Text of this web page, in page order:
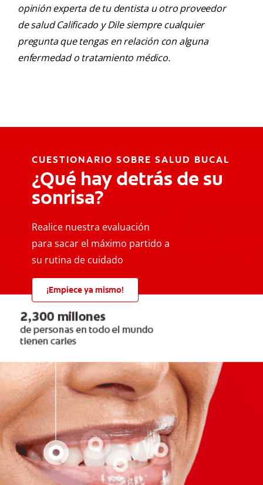
opinión experta de tu dentista u otro proveedor
de salud Calificado y Dile siempre cualquier
pregunta que tengas en relación con alguna
enfermedad o tratamiento médico.
CUESTIONARIO SOBRE SALUD BUCAL
¿Qué hay detrás de su
sonrisa?
Realice nuestra evaluación
para sacar el máximo partido a
su rutina de cuidado
¡Empiece ya mismo!